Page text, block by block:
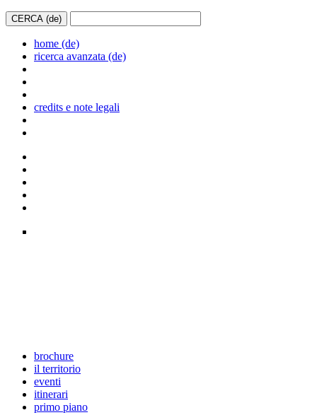
home (de)
ricerca avanzata (de)
credits e note legali
brochure
il territorio
eventi
itinerari
primo piano